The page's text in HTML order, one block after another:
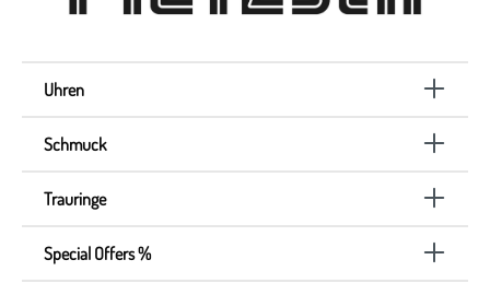
Uhren
Schmuck
Trauringe
Special Offers %